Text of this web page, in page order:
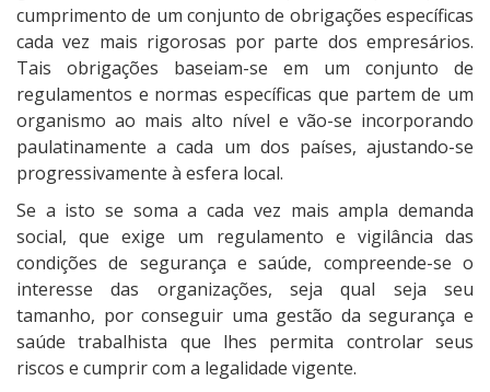
cumprimento de um conjunto de obrigações específicas
cada vez mais rigorosas por parte dos empresários.
Tais obrigações baseiam-se em um conjunto de
regulamentos e normas específicas que partem de um
organismo ao mais alto nível e vão-se incorporando
paulatinamente a cada um dos países, ajustando-se
progressivamente à esfera local.
Se a isto se soma a cada vez mais ampla demanda
social, que exige um regulamento e vigilância das
condições de segurança e saúde, compreende-se o
interesse das organizações, seja qual seja seu
tamanho, por conseguir uma gestão da segurança e
saúde trabalhista que lhes permita controlar seus
riscos e cumprir com a legalidade vigente.